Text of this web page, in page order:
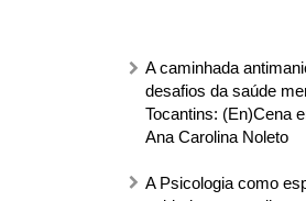
A caminhada
desafios da saúde
Tocantins: (En)Cena
Ana Carolina Noleto
A Psicologia como